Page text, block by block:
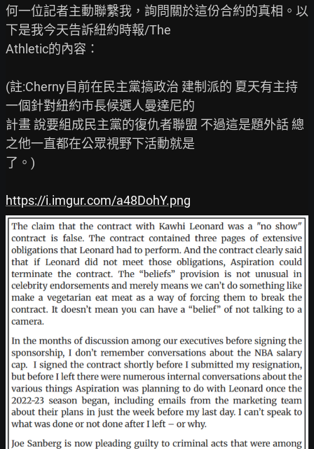
何一位記者主動聯繫我，詢問關於這份合約的真相。以
下是我今天告訴紐約時報/The
Athletic的內容：
(註:Cherny目前在民主黨搞政治 建制派的 夏天有主持
一個針對紐約市長候選人曼達尼的
計畫 說要組成民主黨的復仇者聯盟 不過這是題外話 總
之他一直都在公眾視野下活動就是
了。)
https://i.imgur.com/a48DohY.png